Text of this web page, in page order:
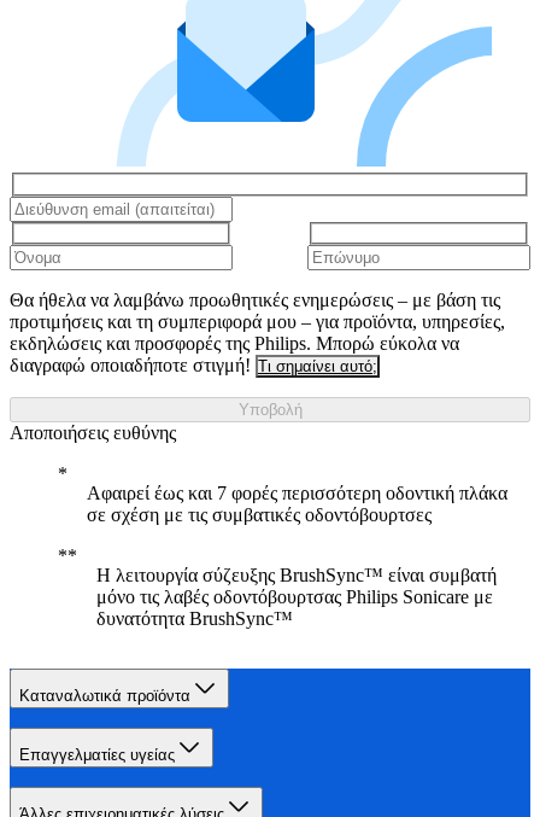
Θα ήθελα να λαμβάνω προωθητικές ενημερώσεις – με βάση τις
προτιμήσεις και τη συμπεριφορά μου – για προϊόντα, υπηρεσίες,
εκδηλώσεις και προσφορές της Philips. Μπορώ εύκολα να
διαγραφώ οποιαδήποτε στιγμή! Τι σημαίνει αυτό;
Υποβολή
Αποποιήσεις ευθύνης
Αφαιρεί έως και 7 φορές περισσότερη οδοντική πλάκα
σε σχέση με τις συμβατικές οδοντόβουρτσες
Η λειτουργία σύζευξης BrushSync™ είναι συμβατή
μόνο τις λαβές οδοντόβουρτσας Philips Sonicare με
δυνατότητα BrushSync™
Καταναλωτικά προϊόντα
Επαγγελματίες υγείας